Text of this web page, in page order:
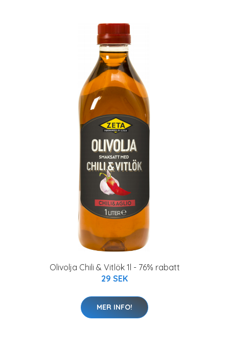
Olivolja Chili & Vitlök 1l - 76% rabatt
29 SEK
MER INFO!